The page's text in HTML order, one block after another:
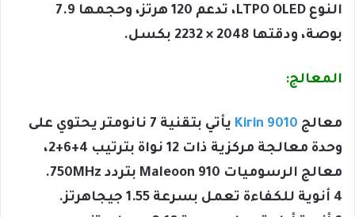
النوع LTPO OLED، تدعم 120 هرتز، وحجمها 7.9
بوصة، ودقتها 2048 × 2232 بكسل.
المعالج:
معالج Kirin 9010
يأتي بتقنية 7 نانومتر يحتوي على
وحدة معالجة مركزية ذات 12 نواة بترتيب 4+6+2،
معالج الرسوميات Maleoon 910 بتردد 750MHz.
4 أنوية للكفاءة تعمل بسرعة 1.55 جيجاهرتز.